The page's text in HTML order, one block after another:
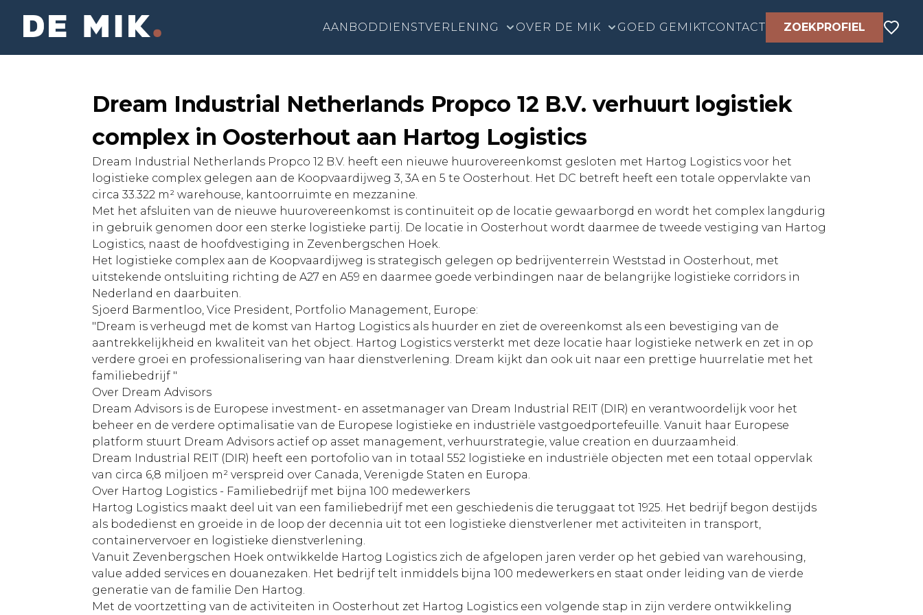
AANBOD DIENSTVERLENING OVER DE MIK GOED GEMIKTCONTACT ZOEKPROFIEL
Dream Industrial Netherlands Propco 12 B.V. verhuurt logistiek
complex in Oosterhout aan Hartog Logistics
Dream Industrial Netherlands Propco 12 B.V. heeft een nieuwe huurovereenkomst gesloten met Hartog Logistics voor het
logistieke complex gelegen aan de Koopvaardijweg 3, 3A en 5 te Oosterhout. Het DC betreft heeft een totale oppervlakte van
circa 33.322 m² warehouse, kantoorruimte en mezzanine.
Met het afsluiten van de nieuwe huurovereenkomst is continuïteit op de locatie gewaarborgd en wordt het complex langdurig
in gebruik genomen door een sterke logistieke partij. De locatie in Oosterhout wordt daarmee de tweede vestiging van Hartog
Logistics, naast de hoofdvestiging in Zevenbergschen Hoek.
Het logistieke complex aan de Koopvaardijweg is strategisch gelegen op bedrijventerrein Weststad in Oosterhout, met
uitstekende ontsluiting richting de A27 en A59 en daarmee goede verbindingen naar de belangrijke logistieke corridors in
Nederland en daarbuiten.
Sjoerd Barmentloo, Vice President, Portfolio Management, Europe:
"Dream is verheugd met de komst van Hartog Logistics als huurder en ziet de overeenkomst als een bevestiging van de
aantrekkelijkheid en kwaliteit van het object. Hartog Logistics versterkt met deze locatie haar logistieke netwerk en zet in op
verdere groei en professionalisering van haar dienstverlening. Dream kijkt dan ook uit naar een prettige huurrelatie met het
familiebedrijf "
Over Dream Advisors
Dream Advisors is de Europese investment- en assetmanager van Dream Industrial REIT (DIR) en verantwoordelijk voor het
beheer en de verdere optimalisatie van de Europese logistieke en industriële vastgoedportefeuille. Vanuit haar Europese
platform stuurt Dream Advisors actief op asset management, verhuurstrategie, value creation en duurzaamheid.
Dream Industrial REIT (DIR) heeft een portofolio van in totaal 552 logistieke en industriële objecten met een totaal oppervlak
van circa 6,8 miljoen m² verspreid over Canada, Verenigde Staten en Europa.
Over Hartog Logistics - Familiebedrijf met bijna 100 medewerkers
Hartog Logistics maakt deel uit van een familiebedrijf met een geschiedenis die teruggaat tot 1925. Het bedrijf begon destijds
als bodedienst en groeide in de loop der decennia uit tot een logistieke dienstverlener met activiteiten in transport,
containervervoer en logistieke dienstverlening.
Vanuit Zevenbergschen Hoek ontwikkelde Hartog Logistics zich de afgelopen jaren verder op het gebied van warehousing,
value added services en douanezaken. Het bedrijf telt inmiddels bijna 100 medewerkers en staat onder leiding van de vierde
generatie van de familie Den Hartog.
Met de voortzetting van de activiteiten in Oosterhout zet Hartog Logistics een volgende stap in zijn verdere ontwikkeling